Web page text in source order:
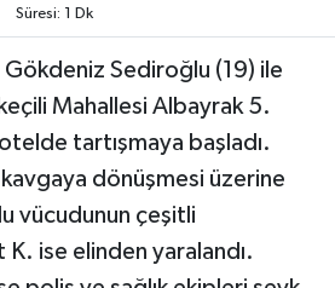
Süresi: 1 Dk
Sediroğlu (19) ile
Mahallesi Albayrak 5.
otelde tartışmaya başladı.
kavgaya dönüşmesi üzerine
vücudunun çeşitli
ise elinden yaralandı.